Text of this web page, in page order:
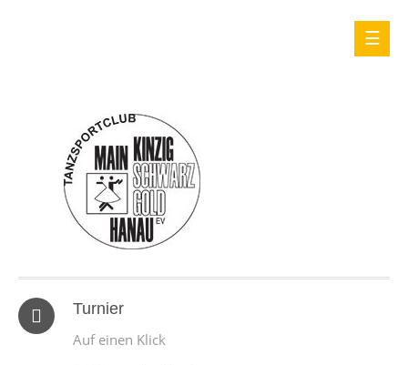
Turnier
Auf einen Klick